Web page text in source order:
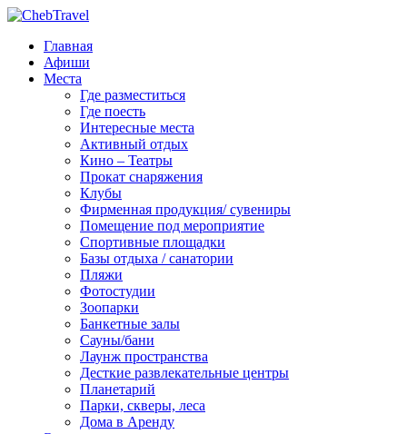
Главная
Афиши
Места
Где разместиться
Где поесть
Интересные места
Активный отдых
Кино – Театры
Прокат снаряжения
Клубы
Фирменная продукция/ сувениры
Помещение под мероприятие
Спортивные площадки
Базы отдыха / санатории
Пляжи
Фотостудии
Зоопарки
Банкетные залы
Сауны/бани
Лаунж пространства
Десткие развлекательные центры
Планетарий
Парки, скверы, леса
Дома в Аренду